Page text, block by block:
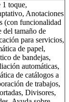
1 toque,
Anotaciones
(con funcionalidad
del tamaño de
para servicios,
de papel,
de bandejas,
automáticas,
de catálogos a
de trabajos,
Divisores,